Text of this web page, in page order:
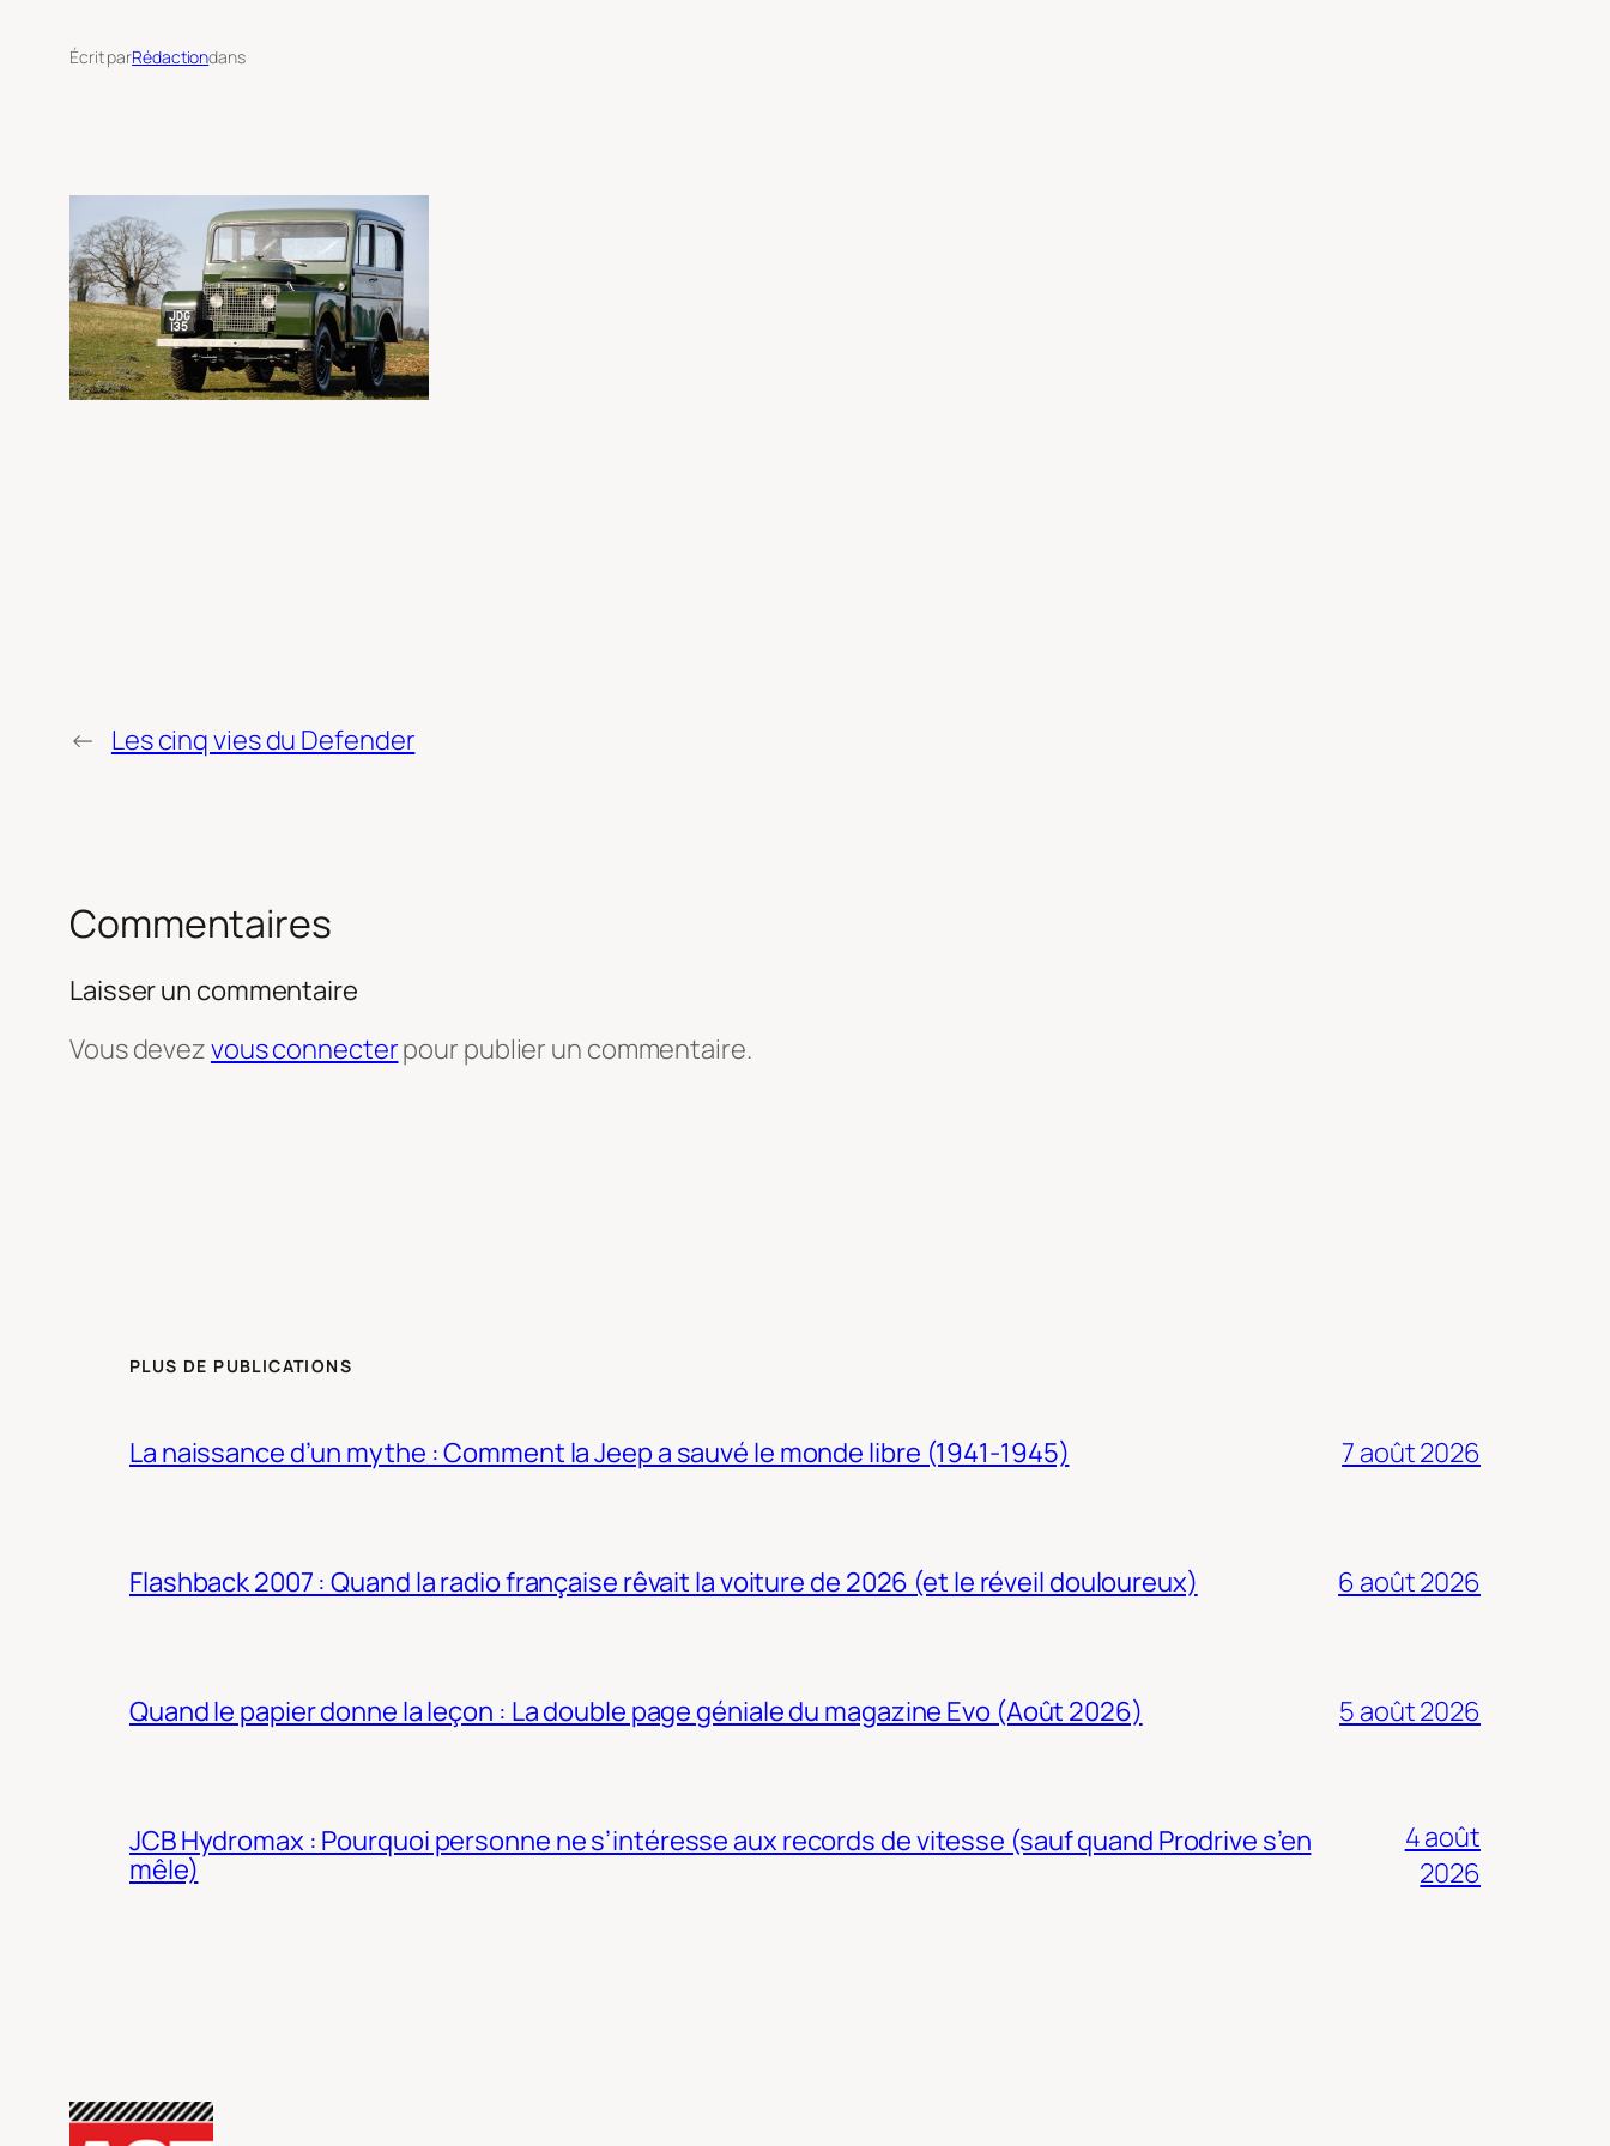
Écrit parRédactiondans
← Les cinq vies du Defender
Commentaires
Laisser un commentaire
Vous devezvous connecterpour publier un commentaire.
PLUS DE PUBLICATIONS
La naissance d’un mythe : Comment la Jeep a sauvé le monde libre (1941-1945) 7 août 2026
Flashback 2007 : Quand la radio française rêvait la voiture de 2026 (et le réveil douloureux) 6 août 2026
Quand le papier donne la leçon : La double page géniale du magazine Evo (Août 2026) 5 août 2026
JCB Hydromax : Pourquoi personne ne s’intéresse aux records de vitesse (sauf quand Prodrive s’en
mêle)
4 août
2026